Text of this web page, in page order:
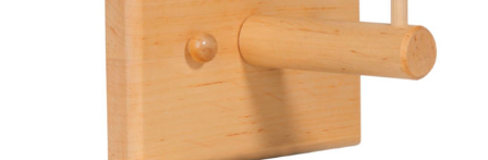
Angemeldet bleiben Passwort vergessen?